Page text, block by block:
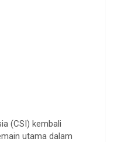
(CSI) kembali
utama dalam